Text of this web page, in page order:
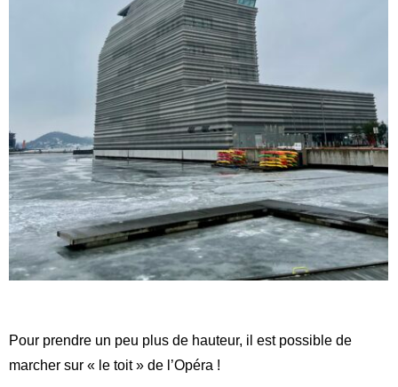
Pour prendre un peu plus de hauteur, il est possible de
marcher sur « le toit » de l’Opéra !